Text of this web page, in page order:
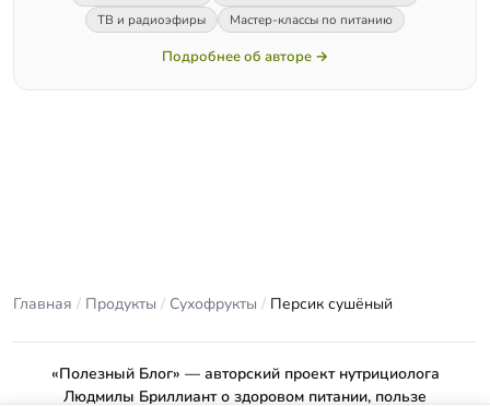
ТВ и радиоэфиры
Мастер-классы по питанию
Подробнее об авторе →
Главная / Продукты / Сухофрукты / Персик сушёный
«Полезный Блог» — авторский проект нутрициолога
Людмилы Бриллиант о здоровом питании, пользе